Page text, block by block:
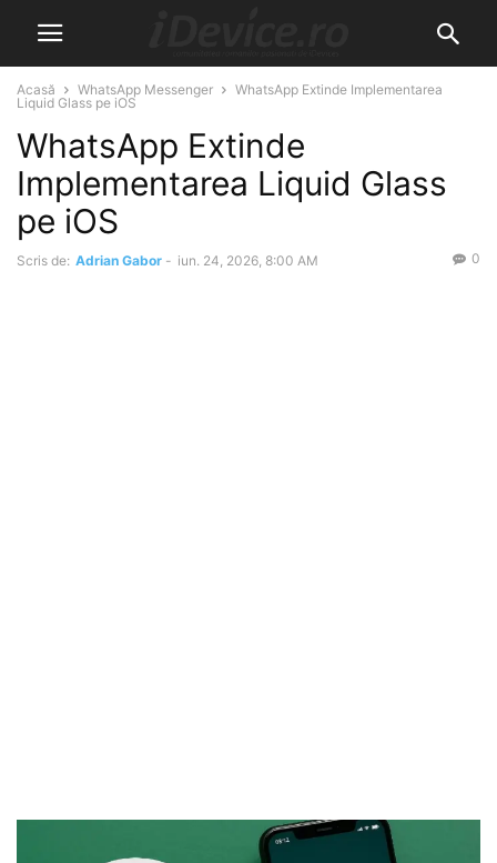
Acasă WhatsApp Messenger
WhatsApp Extinde Implementarea
Liquid Glass pe iOS
WhatsApp Extinde
Implementarea Liquid Glass
pe iOS
Scris de: Adrian Gabor - iun. 24, 2026, 8:00 AM 0